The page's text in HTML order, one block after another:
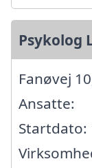
Psykolog
Fanøvej
Ansatte:
Startdato: